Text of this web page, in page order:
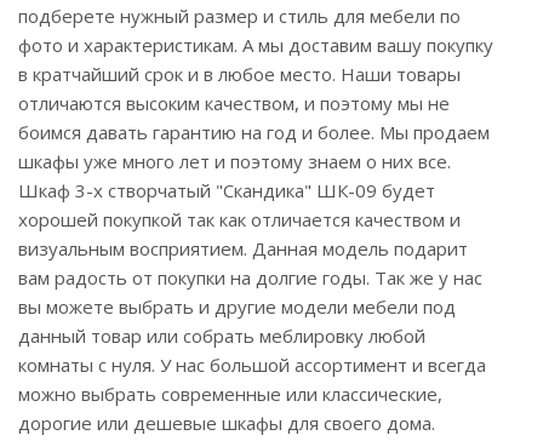
подберете нужный размер и стиль для мебели по
фото и характеристикам. А мы доставим вашу покупку
в кратчайший срок и в любое место. Наши товары
отличаются высоким качеством, и поэтому мы не
боимся давать гарантию на год и более. Мы продаем
шкафы уже много лет и поэтому знаем о них все.
Шкаф 3-х створчатый "Скандика" ШК-09 будет
хорошей покупкой так как отличается качеством и
визуальным восприятием. Данная модель подарит
вам радость от покупки на долгие годы. Так же у нас
вы можете выбрать и другие модели мебели под
данный товар или собрать меблировку любой
комнаты с нуля. У нас большой ассортимент и всегда
можно выбрать современные или классические,
дорогие или дешевые шкафы для своего дома.